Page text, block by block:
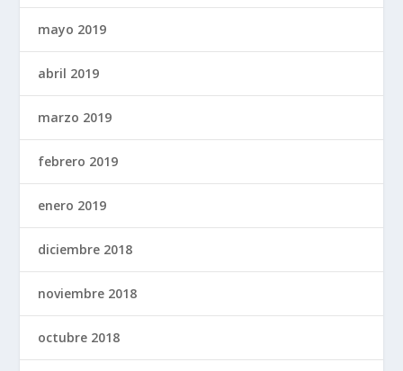
mayo 2019
abril 2019
marzo 2019
febrero 2019
enero 2019
diciembre 2018
noviembre 2018
octubre 2018